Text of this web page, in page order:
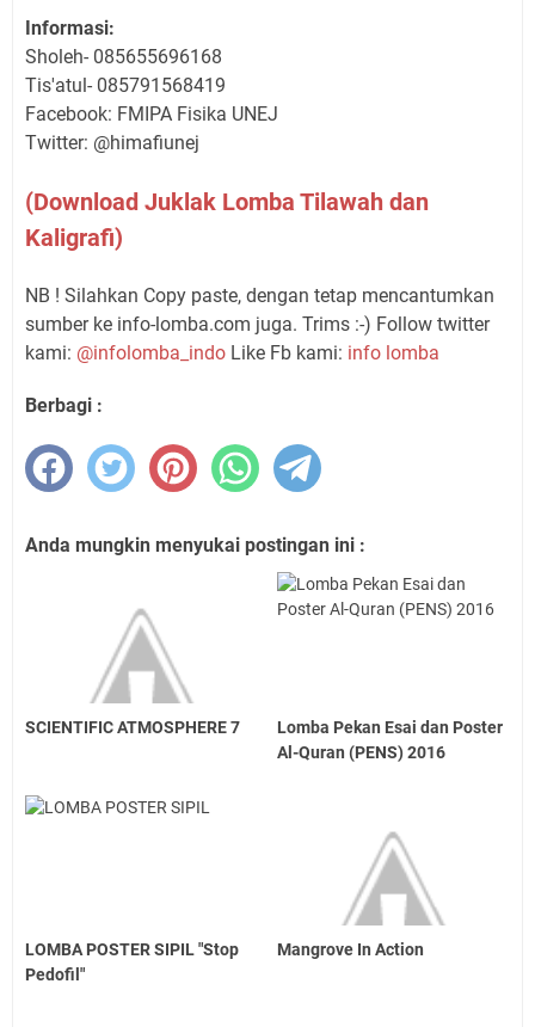
Informasi:
Sholeh- 085655696168
Tis'atul- 085791568419
Facebook: FMIPA Fisika UNEJ
Twitter: @himafiunej
(Download Juklak Lomba Tilawah dan
Kaligrafi)
NB ! Silahkan Copy paste, dengan tetap mencantumkan
sumber ke info-lomba.com juga. Trims :-) Follow twitter
kami: @infolomba_indo Like Fb kami: info lomba
Berbagi :
Anda mungkin menyukai postingan ini :
SCIENTIFIC ATMOSPHERE 7
Lomba Pekan Esai dan Poster
Al-Quran (PENS) 2016
LOMBA POSTER SIPIL "Stop
Pedofil"
Mangrove In Action